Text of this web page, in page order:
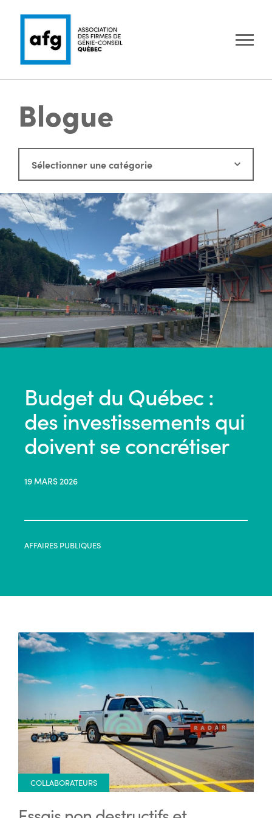
Blogue
Budget du Québec :
des investissements qui
doivent se concrétiser
19 MARS 2026
AFFAIRES PUBLIQUES
COLLABORATEURS